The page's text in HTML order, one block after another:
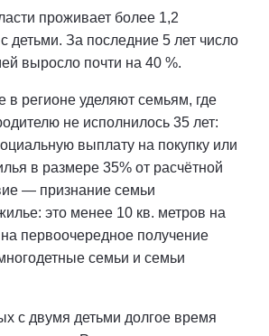
проживает более 1,2
детьми. За последние 5 лет число
выросло почти на 40 %.
регионе уделяют семьям, где
не исполнилось 35 лет:
выплату на покупку или
в размере 35% от расчётной
— признание семьи
это менее 10 кв. метров на
первоочередное получение
семьи и семьи
с двумя детьми долгое время